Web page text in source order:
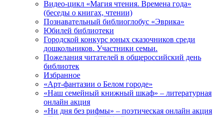
Видео-цикл «Магия чтения. Времена года»
(беседы о книгах, чтении)
Познавательный библиоглобус «Эврика»
Юбилей библиотеки
Городской конкурс юных сказочников среди
дошкольников. Участники семьи.
Пожелания читателей в общероссийский день
библиотек
Избранное
«Арт-фантазии о Белом городе»
«Наш семейный книжный шкаф» – литературная
онлайн акция
«Ни дня без рифмы» – поэтическая онлайн акция